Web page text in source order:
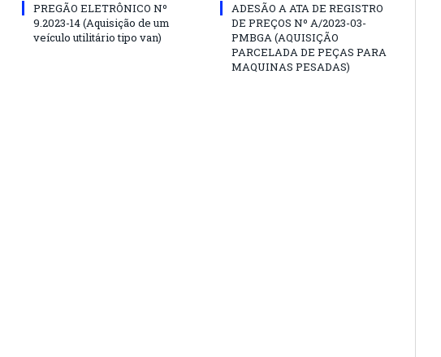
PREGÃO ELETRÔNICO Nº
9.2023-14 (Aquisição de um
veículo utilitário tipo van)
ADESÃO A ATA DE REGISTRO
DE PREÇOS Nº A/2023-03-
PMBGA (AQUISIÇÃO
PARCELADA DE PEÇAS PARA
MAQUINAS PESADAS)